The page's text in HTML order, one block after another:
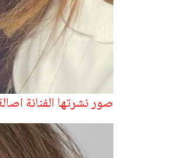
صور نشرتها الفنانة